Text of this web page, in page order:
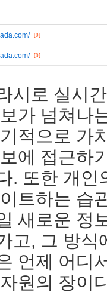
[0]
[0]
시로 실시
가 넘쳐나
적으로 가
에 접근하
. 또한 개
트하는 습
새로운 정
고, 그 방식
언제 어디
원의 장이